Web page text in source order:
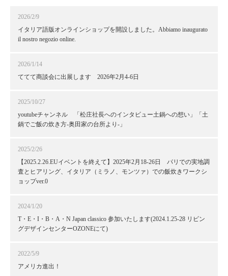
2026/2/9
イタリア語版オンラインショップを開設しました。Abbiamo inaugurato
il nostro negozio online.
2026/1/14
ててて商談会に出展します 2026年2月4-6日
2025/10/27
youtubeチャンネル 「松庄社長へのインタビュー土鍋への想い」「土
鍋でご飯の炊き方-奥田家の台所より-」
2025/2/26
【2025.2.26.EUイベントを終えて】2025年2月18-26日 パリでの実地調
査とヒアリング、イタリア（ミラノ、モンツァ）での飯炊きワークシ
ョップver.0
2024/1/20
T・E・I・B・A・N Japan classico 参加いたします(2024.1.25-28 リビン
グデザインセンターOZONEにて)
2022/5/9
アメリカ進出！